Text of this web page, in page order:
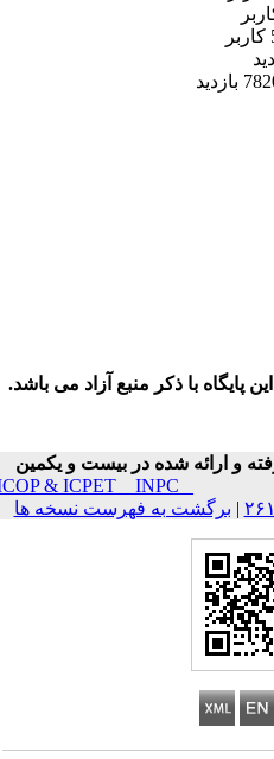
با ذکر منبع آزاد می باشد.
و ارائه شده در بیست و یکمین
ICOP & ICPET _ INPC _
|برگشت به فهرست نسخه ها